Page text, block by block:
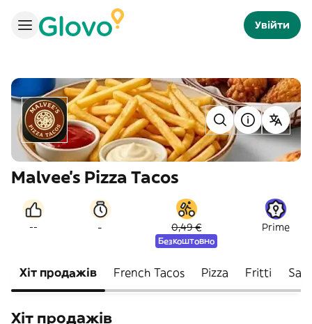
Увійти
Malvee’s Pizza Tacos
-- - 0,49 €
Безкоштовно
Prime
Хіт продажів French Tacos Pizza Fritti
Хіт продажів